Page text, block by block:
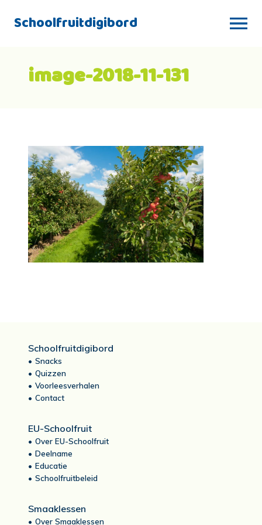
Schoolfruitdigibord
image-2018-11-131
Schoolfruitdigibord
Snacks
Quizzen
Voorleesverhalen
Contact
EU-Schoolfruit
Over EU-Schoolfruit
Deelname
Educatie
Schoolfruitbeleid
Smaaklessen
Over Smaaklessen